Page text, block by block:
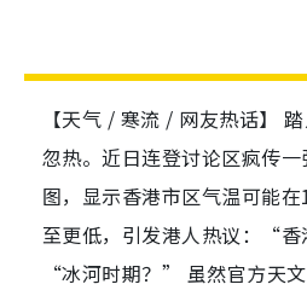
【天气 / 寒流 / 网友热话】
忽热。近日连登讨论区疯传
图，显示香港市区气温可能
至更低，引发港人热议：“香
“冰河时期？” 虽然官方天